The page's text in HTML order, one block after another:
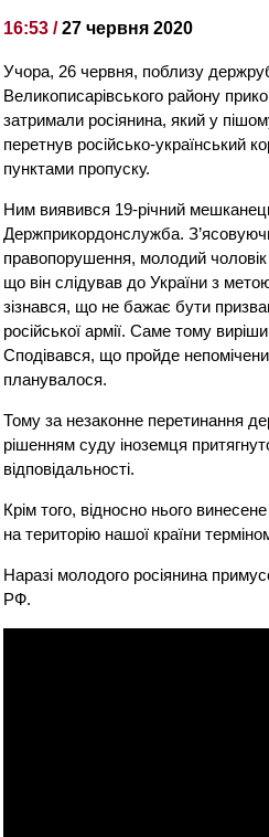
16:53 /27 червня 2020
Учора, 26 червня, поблизу
Великописарівського району
затримали росіянина, який у
перетнув російсько-український
пунктами пропуску.
Ним виявився 19-річний
Держприкордонслужба.
правопорушення, молодий
що він слідував до України з
зізнався, що не бажає бути
російської армії. Саме тому
Сподівався, що пройде
планувалося.
Тому за незаконне перетинання
рішенням суду іноземця
відповідальності.
Крім того, відносно нього
на територію нашої країни
Наразі молодого росіянина
РФ.